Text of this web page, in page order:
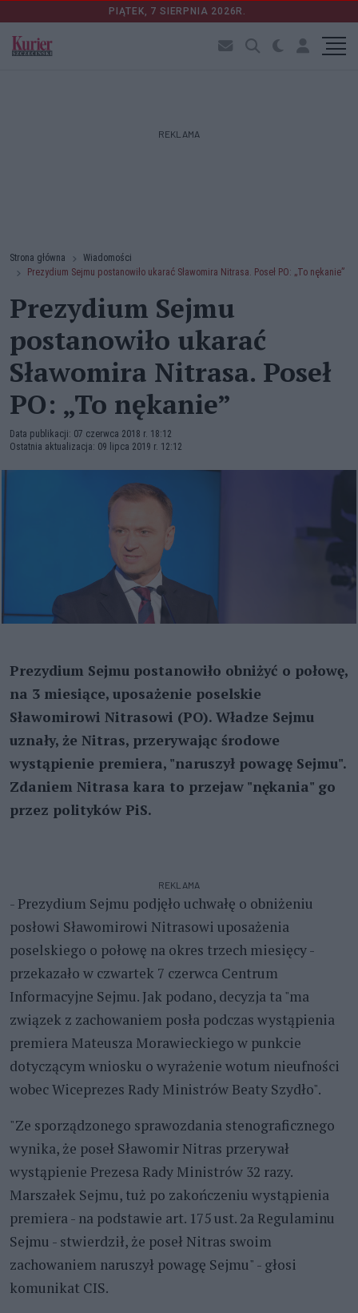
PIĄTEK, 7 SIERPNIA 2026R.
REKLAMA
Strona główna
Wiadomości
Prezydium Sejmu postanowiło ukarać Sławomira Nitrasa. Poseł PO: „To nękanie”
Prezydium Sejmu
postanowiło ukarać
Sławomira Nitrasa. Poseł
PO: „To nękanie”
Data publikacji: 07 czerwca 2018 r. 18:12
Ostatnia aktualizacja: 09 lipca 2019 r. 12:12
Prezydium Sejmu postanowiło obniżyć o połowę,
na 3 miesiące, uposażenie poselskie
Sławomirowi Nitrasowi (PO). Władze Sejmu
uznały, że Nitras, przerywając środowe
wystąpienie premiera, "naruszył powagę Sejmu".
Zdaniem Nitrasa kara to przejaw "nękania" go
przez polityków PiS.
REKLAMA
- Prezydium Sejmu podjęło uchwałę o obniżeniu
posłowi Sławomirowi Nitrasowi uposażenia
poselskiego o połowę na okres trzech miesięcy -
przekazało w czwartek 7 czerwca Centrum
Informacyjne Sejmu. Jak podano, decyzja ta "ma
związek z zachowaniem posła podczas wystąpienia
premiera Mateusza Morawieckiego w punkcie
dotyczącym wniosku o wyrażenie wotum nieufności
wobec Wiceprezes Rady Ministrów Beaty Szydło".
"Ze sporządzonego sprawozdania stenograficznego
wynika, że poseł Sławomir Nitras przerywał
wystąpienie Prezesa Rady Ministrów 32 razy.
Marszałek Sejmu, tuż po zakończeniu wystąpienia
premiera - na podstawie art. 175 ust. 2a Regulaminu
Sejmu - stwierdził, że poseł Nitras swoim
zachowaniem naruszył powagę Sejmu" - głosi
komunikat CIS.